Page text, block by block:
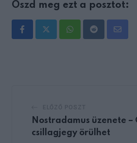
Oszd meg ezt a posztot:
WhatsappRedditShare
Nostradamus üzenete –
csillagjegy örülhet